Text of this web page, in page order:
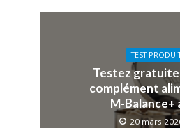
TEST
Testez
complément
M-Balance+
20 mars